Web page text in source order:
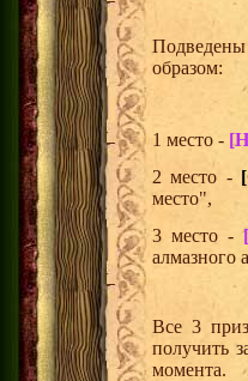
образом:
1 место -
2 место -
место",
3 место -
алмазного
Все 3
получить
момента.